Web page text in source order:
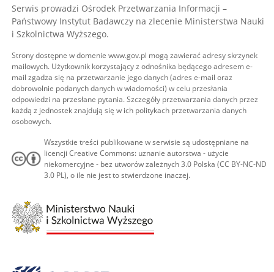
Serwis prowadzi Ośrodek Przetwarzania Informacji –
Państwowy Instytut Badawczy na zlecenie Ministerstwa Nauki
i Szkolnictwa Wyższego.
Strony dostępne w domenie www.gov.pl mogą zawierać adresy skrzynek
mailowych. Użytkownik korzystający z odnośnika będącego adresem e-
mail zgadza się na przetwarzanie jego danych (adres e-mail oraz
dobrowolnie podanych danych w wiadomości) w celu przesłania
odpowiedzi na przesłane pytania. Szczegóły przetwarzania danych przez
każdą z jednostek znajdują się w ich politykach przetwarzania danych
osobowych.
Wszystkie treści publikowane w serwisie są udostępniane na
licencji Creative Commons: uznanie autorstwa - użycie
niekomercyjne - bez utworów zależnych 3.0 Polska (CC BY-NC-ND
3.0 PL), o ile nie jest to stwierdzone inaczej.